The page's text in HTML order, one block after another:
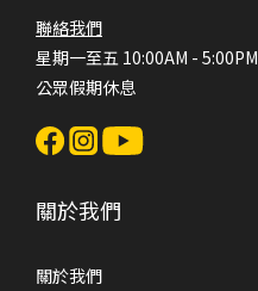
聯絡我們
星期一至五 10:00AM - 5:00PM
公眾假期休息
關於我們
關於我們